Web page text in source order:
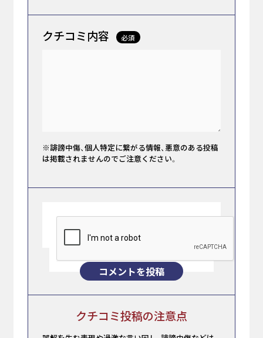
クチコミ内容 必須
※誹謗中傷、個人特定に繋がる情報、悪意のある投稿
は掲載されませんのでご注意ください。
コメントを投稿
クチコミ投稿の注意点